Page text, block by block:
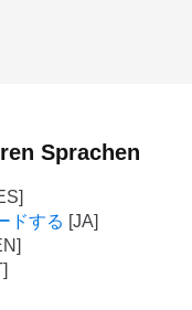
Sprachen
ドする